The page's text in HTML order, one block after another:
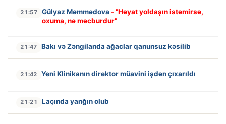
21:57 Gülyaz Məmmədova - "Həyat yoldaşın istəmirsə,
oxuma, nə məcburdur"
21:47 Bakı və Zəngilanda ağaclar qanunsuz kəsilib
21:42 Yeni Klinikanın direktor müavini işdən çıxarıldı
21:21 Laçında yanğın olub